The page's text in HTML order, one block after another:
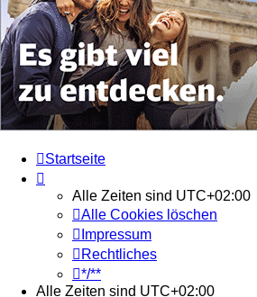
Startseite
Alle Zeiten sind UTC+02:00
Alle Cookies löschen
Impressum
Rechtliches
*/**
Alle Zeiten sind UTC+02:00